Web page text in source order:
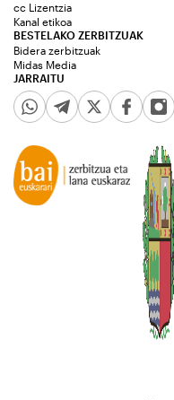
JARRAITU
cc Lizentzia
Kanal etikoa
BESTELAKO ZERBITZUAK
Bidera zerbitzuak
Midas Media